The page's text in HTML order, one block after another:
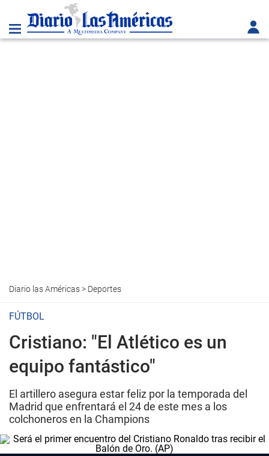
Diario las Américas> Deportes
FÚTBOL
Cristiano: "El Atlético es un
equipo fantástico"
El artillero asegura estar feliz por la temporada del
Madrid que enfrentará el 24 de este mes a los
colchoneros en la Champions